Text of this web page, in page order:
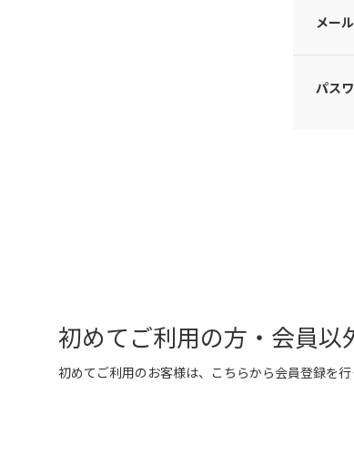
メー
パス
初めてご利用の方・会員以
初めてご利用のお客様は、こちらから会員登録を行